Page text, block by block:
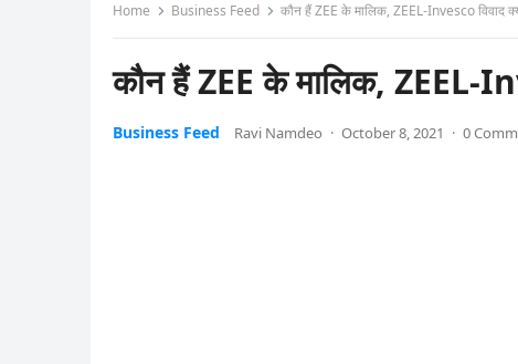
Home Business Feed कौन हैं ZEE के मालिक, ZEEL-Invesco विवाद
कौन हैं ZEE के मालिक, ZEEL-
Business Feed Ravi Namdeo · October 8, 2021 · 0